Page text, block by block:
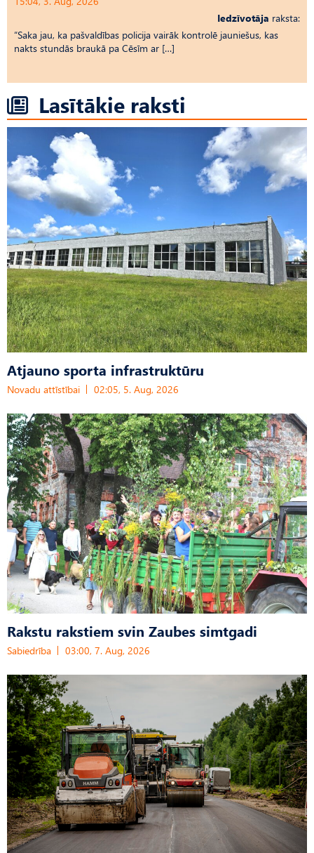
Iedzīvotāja raksta:
“Saka jau, ka pašvaldības policija vairāk kontrolē jauniešus, kas
nakts stundās braukā pa Cēsīm ar […]
Lasītākie raksti
Atjauno sporta infrastruktūru
Novadu attīstībai 02:05, 5. Aug, 2026
Rakstu rakstiem svin Zaubes simtgadi
Sabiedrība 03:00, 7. Aug, 2026